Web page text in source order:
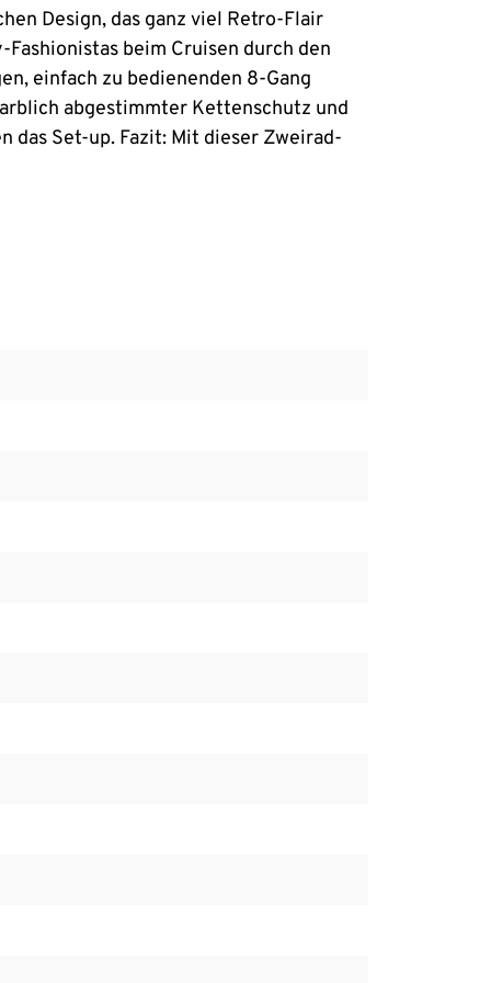
Design, das ganz viel Retro-Flair
beim Cruisen durch den
einfach zu bedienenden 8-Gang
abgestimmter Kettenschutz und
das Set-up. Fazit: Mit dieser Zweirad-